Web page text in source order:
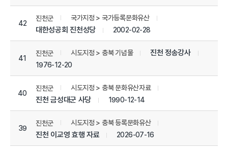
42
진천군 국가지정 > 국가등록문화유산
대한성공회 진천성당 2002-02-28
41
진천군 시도지정 > 충북 기념물 진천 정송강사
1976-12-20
40
진천군 시도지정 > 충북 문화유산자료
진천 금성대군 사당 1990-12-14
39
진천군 시도지정 > 충북 등록문화유산
진천 이교영 효행 자료 2026-07-16